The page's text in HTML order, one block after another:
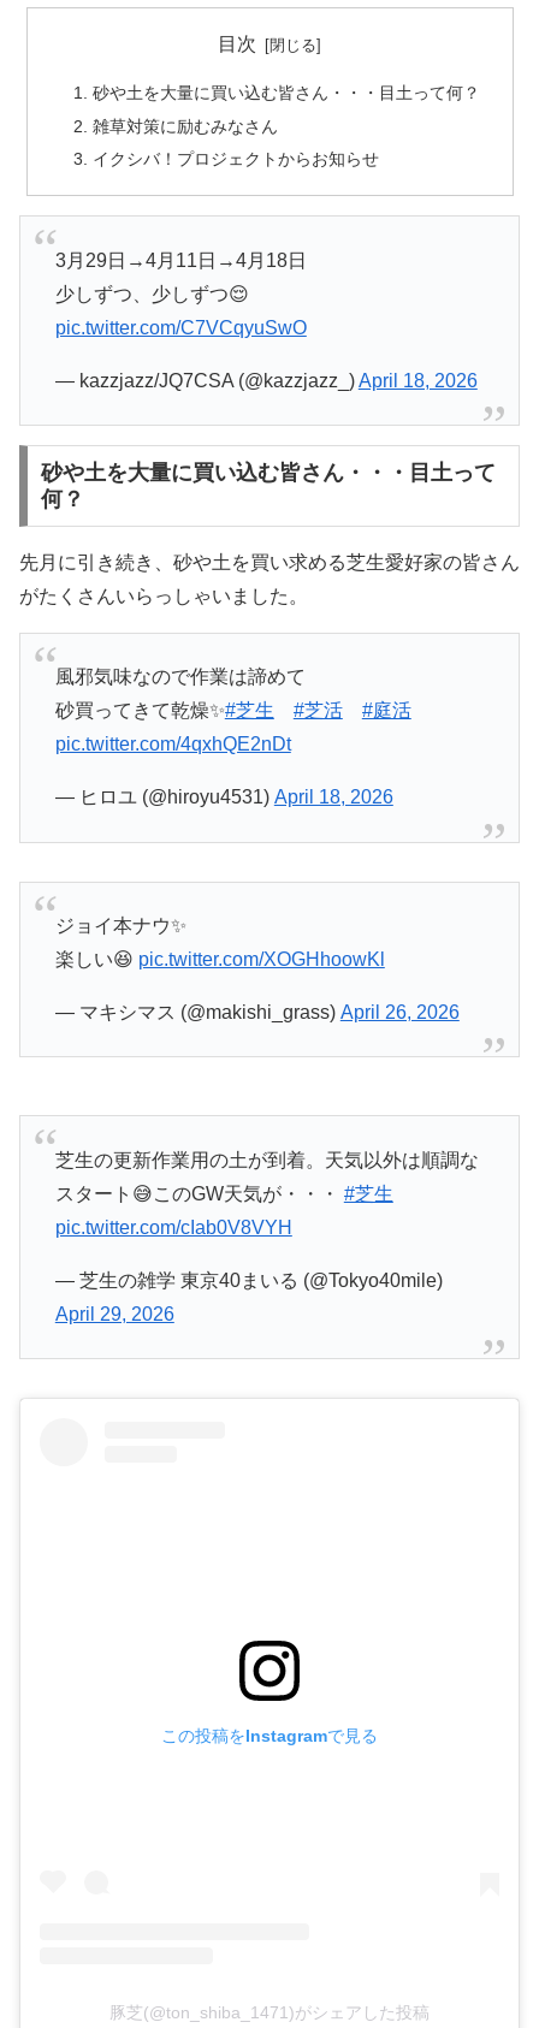
目次
砂や土を大量に買い込む皆さん・・・目土って何？
雑草対策に励むみなさん
イクシバ！プロジェクトからお知らせ
3月29日→4月11日→4月18日
少しずつ、少しずつ😌
pic.twitter.com/C7VCqyuSwO
— kazzjazz/JQ7CSA (@kazzjazz_)April 18, 2026
砂や土を大量に買い込む皆さん・・・目土って
何？
先月に引き続き、砂や土を買い求める芝生愛好家の皆さん
がたくさんいらっしゃいました。
風邪気味なので作業は諦めて
砂買ってきて乾燥✨#芝生 #芝活
#庭活
pic.twitter.com/4qxhQE2nDt
— ヒロユ (@hiroyu4531) April 18, 2026
ジョイ本ナウ✨
楽しい😆 pic.twitter.com/XOGHhoowKl
— マキシマス (@makishi_grass) April 26, 2026
芝生の更新作業用の土が到着。天気以外は順調な
スタート😅このGW天気が・・・ #芝生
pic.twitter.com/cIab0V8VYH
— 芝生の雑学 東京40まいる (@Tokyo40mile)
April 29, 2026
この投稿をInstagramで見る
豚芝(@ton_shiba_1471)がシェアした投稿